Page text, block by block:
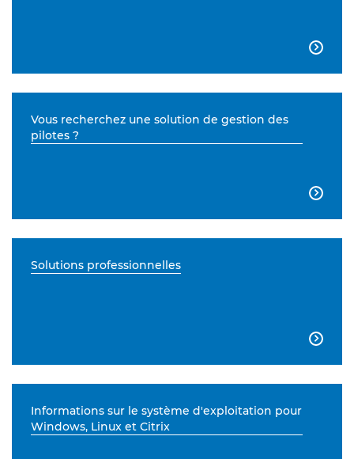

Vous recherchez une solution de gestion des
pilotes ?

Solutions professionnelles

Informations sur le système d'exploitation pour
Windows, Linux et Citrix